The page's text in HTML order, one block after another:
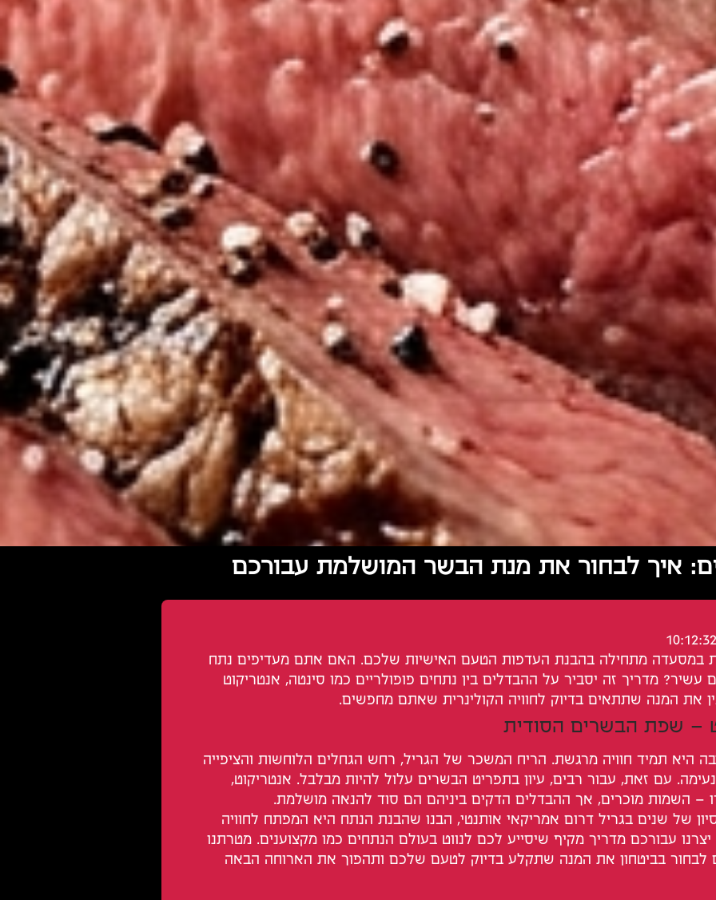
איך לבחור את מנת הבשר המושלמת עבורכם
במסעדה מתחילה בהבנת העדפות הטעם האישיות שלכם. האם אתם מעדיפים נתח
עשיר? מדריך זה יסביר על ההבדלים בין נתחים פופולריים כמו סינטה, אנטריקוט
את המנה שתתאים בדיוק לחוויה הקולינרית שאתם מחפשים.
– שפת הבשרים הסודית
היא תמיד חוויה מרגשת. הריח המשכר של הגריל, רחש הגחלים הלוחשות והציפייה
נעימה. עם זאת, עבור רבים, עיון בתפריט הבשרים עלול להיות מבלבל. אנטריקוט,
– השמות מוכרים, אך ההבדלים הדקים ביניהם הם סוד להנאה מושלמת.
של שנים בגריל דרום אמריקאי אותנטי, הבנו שהבנת הנתח היא המפתח לחוויה
עבורכם מדריך מקיף שיסייע לכם לנווט בעולם הנתחים כמו מקצוענים. מטרתנו
לבחור בביטחון את המנה שתקלע בדיוק לטעם שלכם ותהפוך את הארוחה הבאה